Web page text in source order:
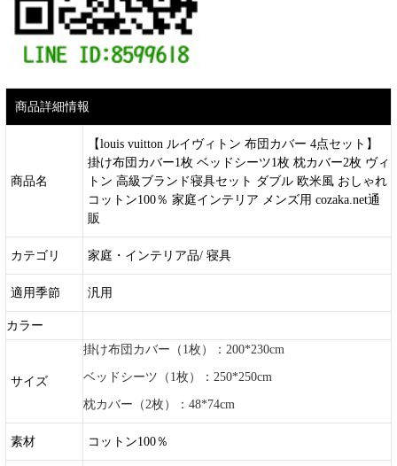
商品詳細情報
商品名
【louis vuitton ルイヴィトン 布団カバー 4点セット】
掛け布団カバー1枚 ベッドシーツ1枚 枕カバー2枚 ヴィ
トン 高級ブランド寝具セット ダブル 欧米風 おしゃれ
コットン100％ 家庭インテリア メンズ用 cozaka.net通
販
カテゴリ 家庭・インテリア品/ 寝具
適用季節 汎用
カラー
サイズ
掛け布団カバー（1枚）：200*230cm
ベッドシーツ（1枚）：250*250cm
枕カバー（2枚）：48*74cm
素材 コットン100％